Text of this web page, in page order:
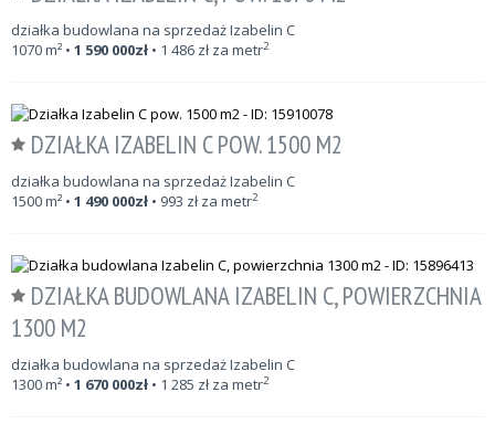
działka budowlana na sprzedaż Izabelin C
1070m² • 1 590 000zł • 1 486 zł za metr2
DZIAŁKA IZABELIN C POW. 1500 M2
działka budowlana na sprzedaż Izabelin C
1500m² • 1 490 000zł • 993 zł za metr2
DZIAŁKA BUDOWLANA IZABELIN C, POWIERZCHNIA
1300 M2
działka budowlana na sprzedaż Izabelin C
1300m² • 1 670 000zł • 1 285 zł za metr2